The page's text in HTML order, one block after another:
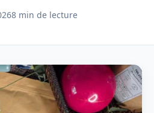
8 min de lecture